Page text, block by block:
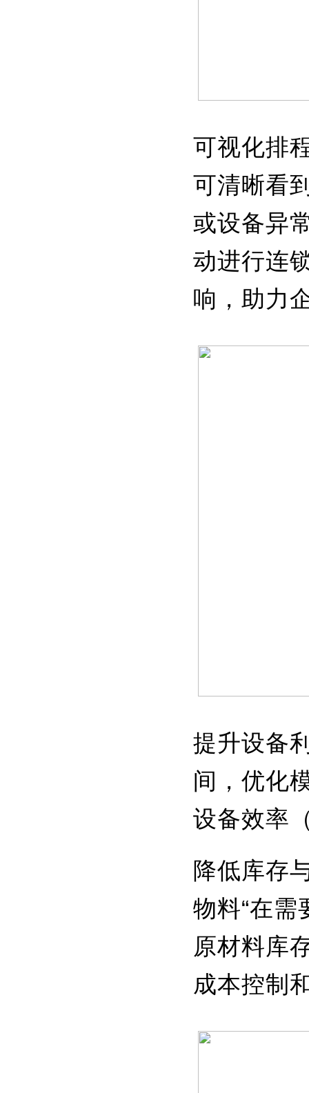
可视化排
可清晰看
或设备异
动进行连
响，助力
提升设备
间，优化
设备效率
降低库存
物料“在需
原材料库
成本控制